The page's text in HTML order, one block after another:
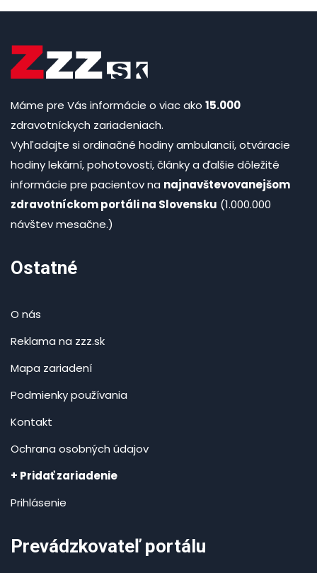
Máme pre Vás informácie o viac ako 15.000
zdravotníckych zariadeniach.
Vyhľadajte si ordinačné hodiny ambulancií, otváracie
hodiny lekární, pohotovosti, články a ďalšie dôležité
informácie pre pacientov na najnavštevovanejšom
zdravotníckom portáli na Slovensku (1.000.000
návštev mesačne.)
Ostatné
O nás
Reklama na zzz.sk
Mapa zariadení
Podmienky používania
Kontakt
Ochrana osobných údajov
+ Pridať zariadenie
Prihlásenie
Prevádzkovateľ portálu